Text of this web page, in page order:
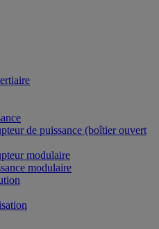
de puissance (boîtier ouvert
modulaire
modulaire